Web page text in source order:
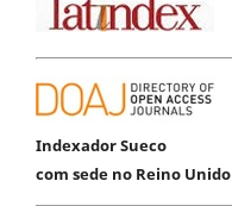
Indexador Sueco
com sede no Reino Unido